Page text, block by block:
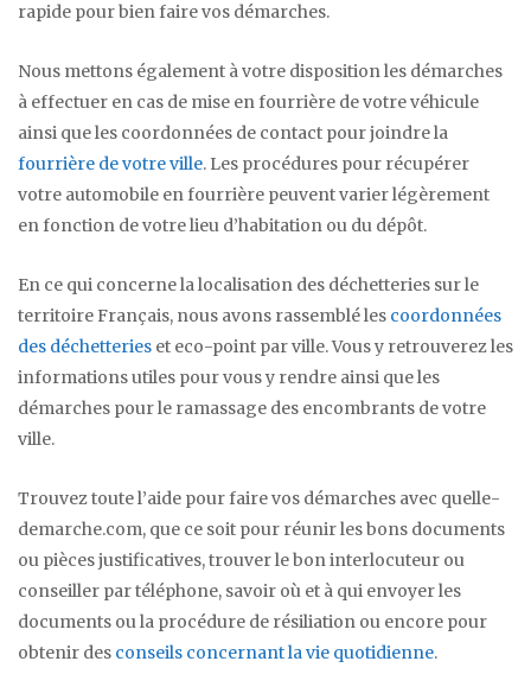
rapide pour bien faire vos démarches.
Nous mettons également à votre disposition les démarches
à effectuer en cas de mise en fourrière de votre véhicule
ainsi que les coordonnées de contact pour joindre la
fourrière de votre ville. Les procédures pour récupérer
votre automobile en fourrière peuvent varier légèrement
en fonction de votre lieu d’habitation ou du dépôt.
En ce qui concerne la localisation des déchetteries sur le
territoire Français, nous avons rassemblé les coordonnées
des déchetteries et eco-point par ville. Vous y retrouverez les
informations utiles pour vous y rendre ainsi que les
démarches pour le ramassage des encombrants de votre
ville.
Trouvez toute l’aide pour faire vos démarches avec quelle-
demarche.com, que ce soit pour réunir les bons documents
ou pièces justificatives, trouver le bon interlocuteur ou
conseiller par téléphone, savoir où et à qui envoyer les
documents ou la procédure de résiliation ou encore pour
obtenir des conseils concernant la vie quotidienne.